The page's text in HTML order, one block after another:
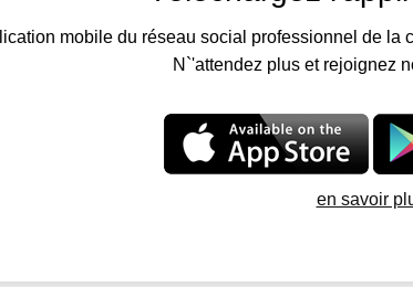
mobile du réseau social professionnel de la
N`'attendez plus et rejoignez
en savoir